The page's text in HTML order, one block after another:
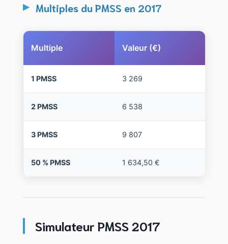
Multiples du PMSS en 2017
Multiple Valeur (€)
1 PMSS 3 269
2 PMSS 6 538
3 PMSS 9 807
50 % PMSS 1 634,50 €
Simulateur PMSS 2017